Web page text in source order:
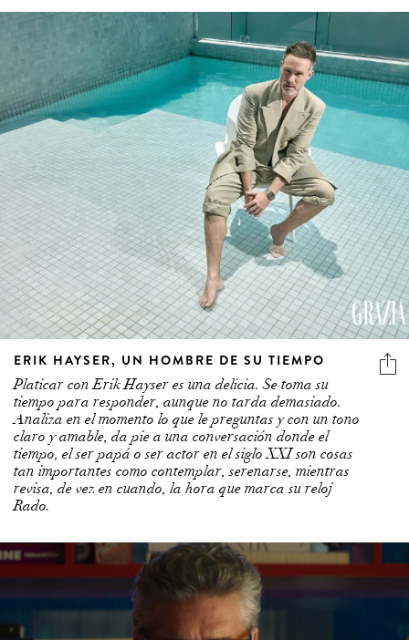
ERIK HAYSER, UN HOMBRE DE SU TIEMPO
Platicar con Erik Hayser es una delicia. Se toma su
tiempo para responder, aunque no tarda demasiado.
Analiza en el momento lo que le preguntas y con un tono
claro y amable, da pie a una conversación donde el
tiempo, el ser papá o ser actor en el siglo XXI son cosas
tan importantes como contemplar, serenarse, mientras
revisa, de vez en cuando, la hora que marca su reloj
Rado.